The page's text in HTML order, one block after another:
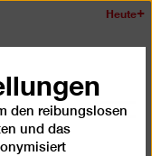
Heute
den reibungslosen
und das